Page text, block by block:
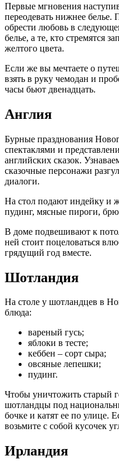
Первые мгновения
переодевать нижнее
обрести любовь в
белье, а те, кто стремятся
желтого цвета.
Если же вы мечтаете о
взять в руку чемодан и
часы бьют двенадцать.
Англия
Бурные празднования
спектаклями и
английских сказок.
сказочные персонажи
диалоги.
На стол подают индейку и
пудинг, мясные пироги,
В доме подвешивают к
ней стоит поцеловаться
грядущий год вместе.
Шотландия
На столе у шотландцев в
блюда:
вареный гусь;
яблоки в тесте;
кеббен – сорт сыра;
овсяные лепешки;
пудинг.
Чтобы уничтожить старый
шотландцы под
бочке и катят ее по улице.
возьмите с собой кусочек
Ирландия